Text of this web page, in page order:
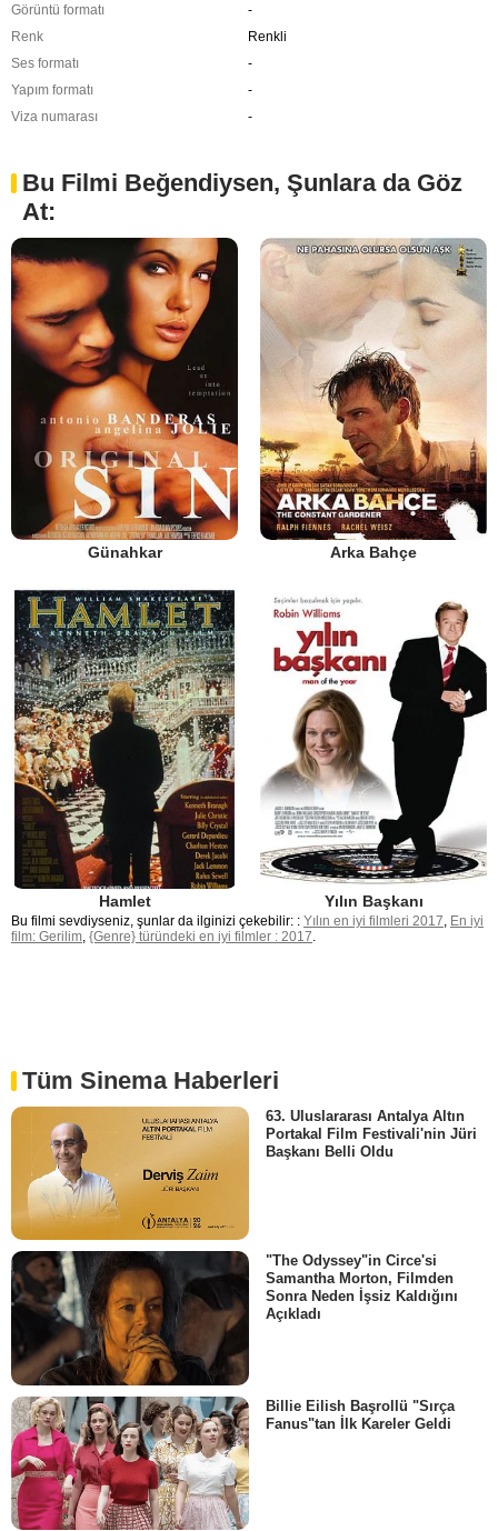
Görüntü formatı
-
Renk
Renkli
Ses formatı
-
Yapım formatı
-
Viza numarası
-
Bu Filmi Beğendiysen, Şunlara da Göz
At:
Günahkar Arka Bahçe
Hamlet Yılın Başkanı
Bu filmi sevdiyseniz, şunlar da ilginizi çekebilir: : Yılın en iyi filmleri 2017, En iyi
film: Gerilim, {Genre} türündeki en iyi filmler : 2017.
Tüm Sinema Haberleri
63. Uluslararası Antalya Altın
Portakal Film Festivali'nin Jüri
Başkanı Belli Oldu
"The Odyssey"in Circe'si
Samantha Morton, Filmden
Sonra Neden İşsiz Kaldığını
Açıkladı
Billie Eilish Başrollü "Sırça
Fanus"tan İlk Kareler Geldi